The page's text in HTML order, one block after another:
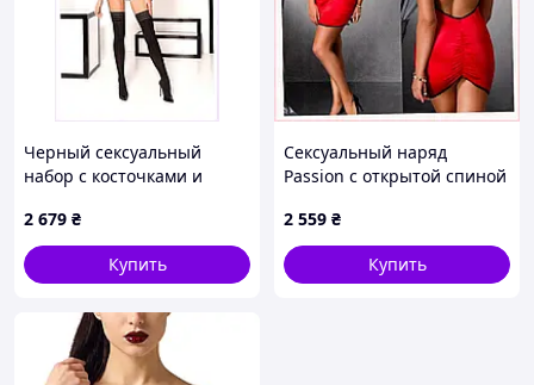
Черный сексуальный
набор с косточками и
ремешками, 957P008HE
2 679 ₴
Купить
Сексуальный наряд
Passion с открытой спиной
2 559 ₴
Купить